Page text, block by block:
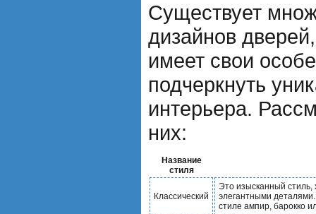
Существует
дизайнов
имеет свои
подчеркнуть
интерьера.
них:
Название
стиля
Классический
Это изысканный
элегантными
стиле ампир, барокко